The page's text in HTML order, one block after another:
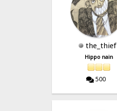
the_thief
Hippo nain
500